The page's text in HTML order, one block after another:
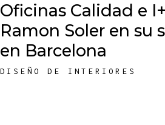
Oficinas Calidad e
Ramon Soler en su
en Barcelona
DISEÑO DE INTERIORES